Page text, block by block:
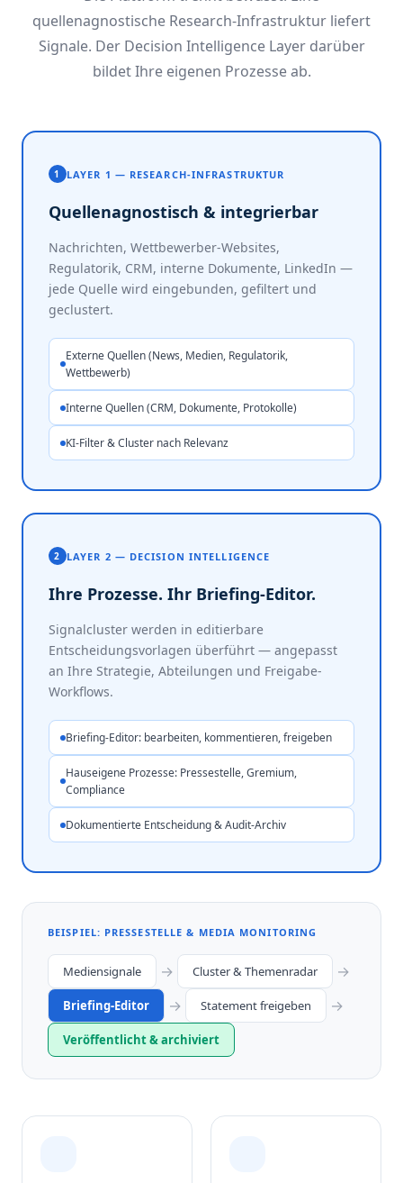
quellenagnostische Research-Infrastruktur liefert
Signale. Der Decision Intelligence Layer darüber
bildet Ihre eigenen Prozesse ab.
1 LAYER 1 — RESEARCH-INFRASTRUKTUR
Quellenagnostisch & integrierbar
Nachrichten, Wettbewerber-Websites,
Regulatorik, CRM, interne Dokumente, LinkedIn —
jede Quelle wird eingebunden, gefiltert und
geclustert.
Externe Quellen (News, Medien, Regulatorik,
Wettbewerb)
Interne Quellen (CRM, Dokumente, Protokolle)
KI-Filter & Cluster nach Relevanz
2 LAYER 2 — DECISION INTELLIGENCE
Ihre Prozesse. Ihr Briefing-Editor.
Signalcluster werden in editierbare
Entscheidungsvorlagen überführt — angepasst
an Ihre Strategie, Abteilungen und Freigabe-
Workflows.
Briefing-Editor: bearbeiten, kommentieren, freigeben
Hauseigene Prozesse: Pressestelle, Gremium,
Compliance
Dokumentierte Entscheidung & Audit-Archiv
BEISPIEL: PRESSESTELLE & MEDIA MONITORING
Mediensignale → Cluster & Themenradar →
Briefing-Editor → Statement freigeben →
Veröffentlicht & archiviert